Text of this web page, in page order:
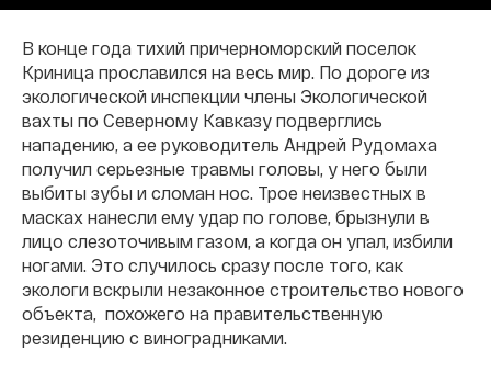
В конце года тихий причерноморский поселок
Криница прославился на весь мир. По дороге из
экологической инспекции члены Экологической
вахты по Северному Кавказу подверглись
нападению, а ее руководитель Андрей Рудомаха
получил серьезные травмы головы, у него были
выбиты зубы и сломан нос. Трое неизвестных в
масках нанесли ему удар по голове, брызнули в
лицо слезоточивым газом, а когда он упал, избили
ногами. Это случилось сразу после того, как
экологи вскрыли незаконное строительство нового
объекта, похожего на правительственную
резиденцию с виноградниками.